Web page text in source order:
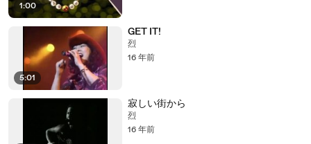
1:00
5:01
GET IT!
烈
16 年前
寂しい街から
烈
16 年前